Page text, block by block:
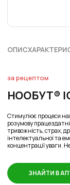
ОПИС
за рецептом
НООБУТ®
Стимулює процеси
розумову
тривожність, страх,
інтелектуальної та
концентрації уваги.
ЗНАЙТИ В